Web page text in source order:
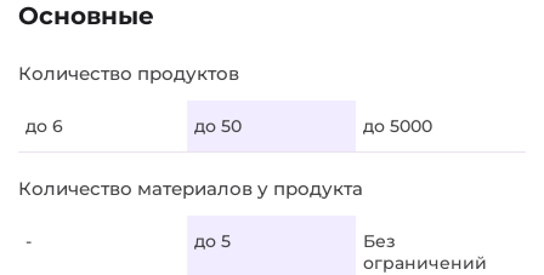
Основные
Количество продуктов
до 6 до 50 до 5000
Количество материалов у продукта
- до 5
Без
ограничений